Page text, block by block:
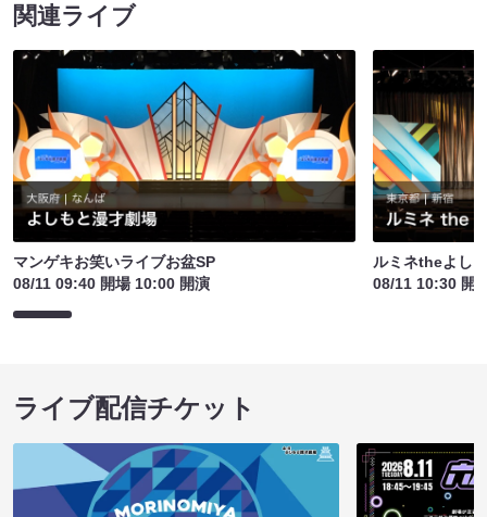
関連ライブ
マンゲキお笑いライブお盆SP
08/11 09:40 開場 10:00 開演
ルミネtheよし
08/11 10:30 開
ライブ配信チケット